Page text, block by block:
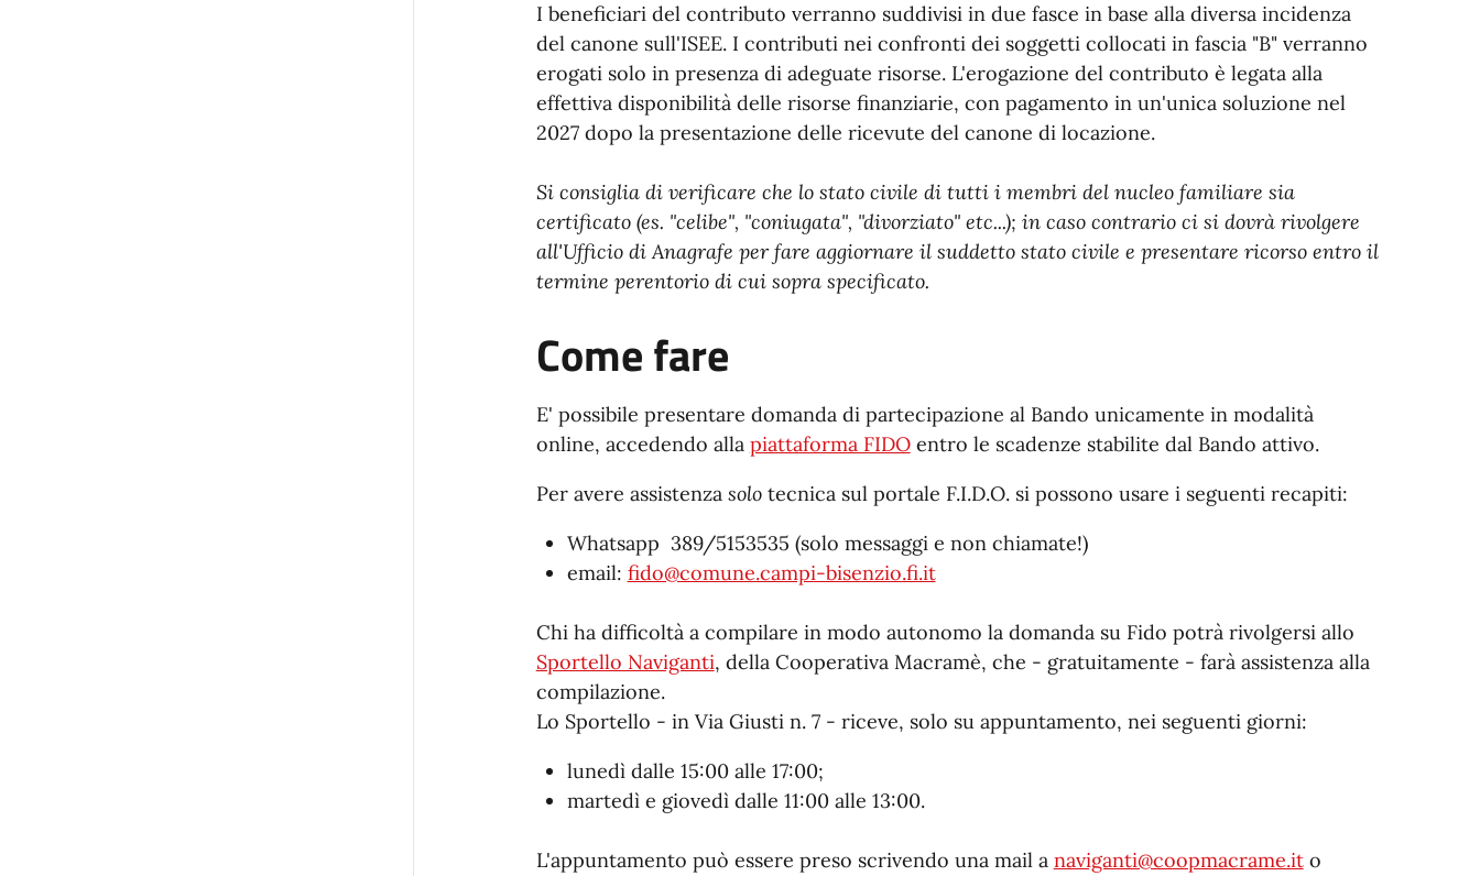
I beneficiari del contributo verranno suddivisi in due fasce in base alla diversa incidenza
del canone sull'ISEE. I contributi nei confronti dei soggetti collocati in fascia "B" verranno
erogati solo in presenza di adeguate risorse. L'erogazione del contributo è legata alla
effettiva disponibilità delle risorse finanziarie, con pagamento in un'unica soluzione nel
2027 dopo la presentazione delle ricevute del canone di locazione.
Si consiglia di verificare che lo stato civile di tutti i membri del nucleo familiare sia
certificato (es. "celibe", "coniugata", "divorziato" etc...); in caso contrario ci si dovrà rivolgere
all'Ufficio di Anagrafe per fare aggiornare il suddetto stato civile e presentare ricorso entro il
termine perentorio di cui sopra specificato.
Come fare
E' possibile presentare domanda di partecipazione al Bando unicamente in modalità
online, accedendo alla piattaforma FIDOentro le scadenze stabilite dal Bando attivo.
Per avere assistenza solotecnica sul portale F.I.D.O. si possono usare i seguenti recapiti:
Whatsapp 389/5153535 (solo messaggi e non chiamate!)
email: fido@comune.campi-bisenzio.fi.it
Chi ha difficoltà a compilare in modo autonomo la domanda su Fido potrà rivolgersi allo
Sportello Naviganti, della Cooperativa Macramè, che - gratuitamente - farà assistenza alla
compilazione.
Lo Sportello - in Via Giusti n. 7 - riceve, solo su appuntamento, nei seguenti giorni:
lunedì dalle 15:00 alle 17:00;
martedì e giovedì dalle 11:00 alle 13:00.
L'appuntamento può essere preso scrivendo una mail a naviganti@coopmacrame.ito